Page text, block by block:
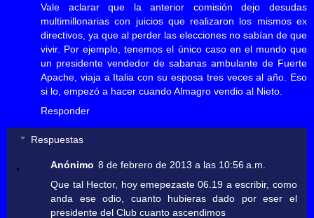
Vale aclarar que la anterior comisión dejo desudas
multimillonarias con juicios que realizaron los mismos ex
directivos, ya que al perder las elecciones no sabían de que
vivir. Por ejemplo, tenemos el único caso en el mundo que
un presidente vendedor de sabanas ambulante de Fuerte
Apache, viaja a Italia con su esposa tres veces al año. Eso
si lo, empezó a hacer cuando Almagro vendio al Nieto.
Responder
Respuestas
Anónimo 8 de febrero de 2013 a las 10:56 a.m.
Que tal Hector, hoy emepezaste 06.19 a escribir, como
anda ese odio, cuanto hubieras dado por eser el
presidente del Club cuanto ascendimos